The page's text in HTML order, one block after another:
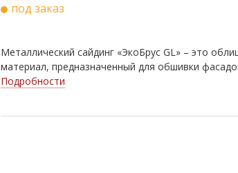
под заказ
Металлический сайдинг «ЭкоБрус GL» – это
материал, предназначенный для обшивки
Подробности